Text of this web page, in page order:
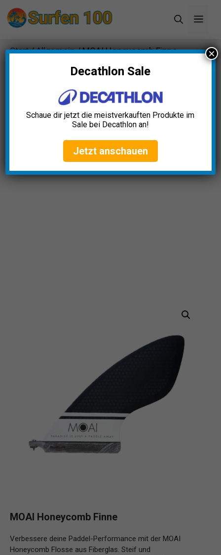
Zum
Inhalt
Start/Allgemein/ MOAI Honeycomb Finne
MOAI Honeycomb Finne
Verbessere deine Paddel-Performance mit der MOAI
Honeycomb Flosse aus Fiberglas. Steif und
Decathlon Sale
Schaue dir jetzt die meistverkauften Produkte im
Sale bei Decathlon an!
Jetzt anschauen
×